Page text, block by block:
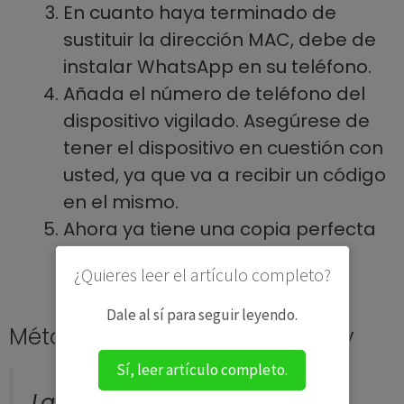
En cuanto haya terminado de
sustituir la dirección MAC, debe de
instalar WhatsApp en su teléfono.
Añada el número de teléfono del
dispositivo vigilado. Asegúrese de
tener el dispositivo en cuestión con
usted, ya que va a recibir un código
en el mismo.
Ahora ya tiene una copia perfecta
vigilado en su teléfono.
Método 3: Monitoree con mSpy
¿Quieres leer el artículo completo?
Dale al sí para seguir leyendo.
Sí, leer artículo completo.